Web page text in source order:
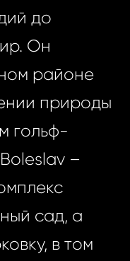
до
Он
районе
природы
гольф-
–
сад, а
в том